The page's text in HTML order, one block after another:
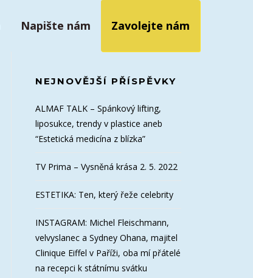
Napište nám Zavolejte nám
NEJNOVĚJŠÍ PŘÍSPĚVKY
ALMAF TALK – Spánkový lifting,
liposukce, trendy v plastice aneb
“Estetická medicína z blízka”
TV Prima – Vysněná krása 2. 5. 2022
ESTETIKA: Ten, který řeže celebrity
INSTAGRAM: Michel Fleischmann,
velvyslanec a Sydney Ohana, majitel
Clinique Eiffel v Paříži, oba mí přátelé
na recepci k státnímu svátku